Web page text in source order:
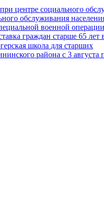
центре социального
обслуживания
военной операции
граждан старше 65
школа для старших
района с 3 августа